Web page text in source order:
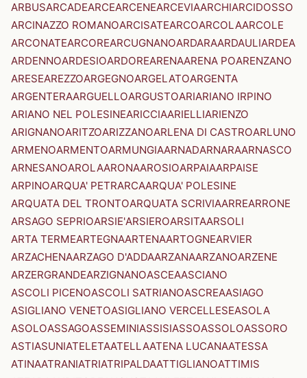
ARBUSARCADEARCEARCENEARCEVIAARCHIARCIDOSSO
ARCINAZZO ROMANOARCISATEARCOARCOLAARCOLE
ARCONATEARCOREARCUGNANOARDARAARDAULIARDEA
ARDENNOARDESIOARDOREARENAARENA POARENZANO
ARESEAREZZOARGEGNOARGELATOARGENTA
ARGENTERAARGUELLOARGUSTOARIARIANO IRPINO
ARIANO NEL POLESINEARICCIAARIELLIARIENZO
ARIGNANOARITZOARIZZANOARLENA DI CASTROARLUNO
ARMENOARMENTOARMUNGIAARNADARNARAARNASCO
ARNESANOAROLAARONAAROSIOARPAIAARPAISE
ARPINOARQUA' PETRARCAARQUA' POLESINE
ARQUATA DEL TRONTOARQUATA SCRIVIAARREARRONE
ARSAGO SEPRIOARSIE'ARSIEROARSITAARSOLI
ARTA TERMEARTEGNAARTENAARTOGNEARVIER
ARZACHENAARZAGO D'ADDAARZANAARZANOARZENE
ARZERGRANDEARZIGNANOASCEAASCIANO
ASCOLI PICENOASCOLI SATRIANOASCREAASIAGO
ASIGLIANO VENETOASIGLIANO VERCELLESEASOLA
ASOLOASSAGOASSEMINIASSISIASSOASSOLOASSORO
ASTIASUNIATELETAATELLAATENA LUCANAATESSA
ATINAATRANIATRIATRIPALDAATTIGLIANOATTIMIS